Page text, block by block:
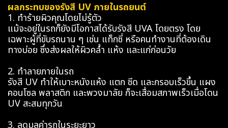
ผลกระทบของรังสี UV ภายในรถยนต์
1. ทำร้ายผิวคุณโดยไม่รู้ตัว
แม้จะอยู่ในรถก็ยังมีโอกาสได้รับรังสี UVA โดยตรง โดย
เฉพาะผู้ที่ขับรถนาน ๆ เช่น แท็กซี่ หรือคนทำงานที่ต้องเดิน
ทางบ่อย ซึ่งส่งผลให้ผิวคล้ำ แห้ง และแก่ก่อนวัย
2. ทำลายภายในรถ
รังสี UV ทำให้เบาะหนังแห้ง แตก ซีด และกรอบเร็วขึ้น แผง
คอนโซล พลาสติก และพวงมาลัย ก็จะเสื่อมสภาพเร็วเมื่อโดน
UV สะสมทุกวัน